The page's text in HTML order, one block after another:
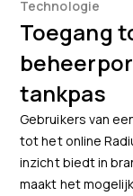
Technologie
Toegang
tankpas
Gebruikers van
tot het online
inzicht biedt in
maakt het